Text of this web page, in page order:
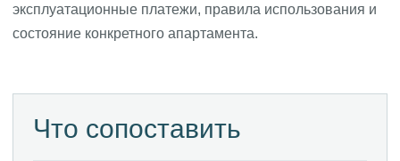
эксплуатационные платежи, правила использования и
состояние конкретного апартамента.
Что сопоставить